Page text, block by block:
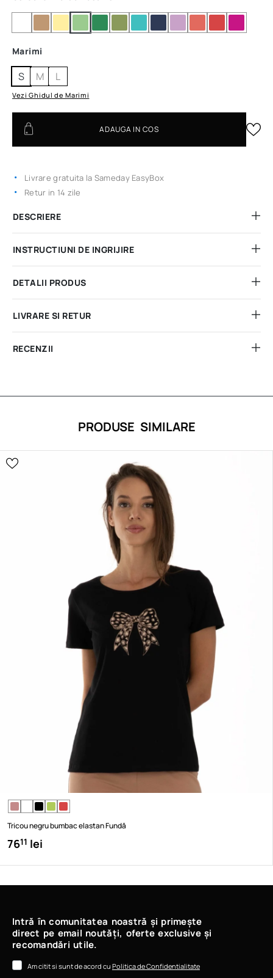
Marimi
S M L
Vezi Ghidul de Marimi
ADAUGA IN COS
Livrare gratuita la Sameday EasyBox
Retur in 14 zile
DESCRIERE
INSTRUCTIUNI DE INGRIJIRE
DETALII PRODUS
LIVRARE SI RETUR
RECENZII
PRODUSE SIMILARE
Tricou negru bumbac elastan Fundă
7611 lei
Intră în comunitatea noastră și primește
direct pe email noutăți, oferte exclusive și
recomandări utile.
Am citit si sunt de acord cu Politica de Confidentialitate